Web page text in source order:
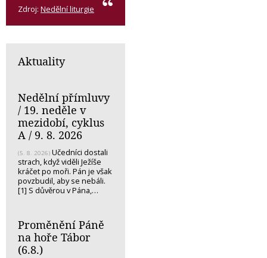
Zdroj: Nedělní liturgie
Aktuality
Nedělní přímluvy
/ 19. neděle v
mezidobí, cyklus
A / 9. 8. 2026
(5. 8. 2026) Učedníci dostali
strach, když viděli Ježíše
kráčet po moři. Pán je však
povzbudil, aby se nebáli.
[1] S důvěrou v Pána,…
Proměnění Páně
na hoře Tábor
(6.8.)